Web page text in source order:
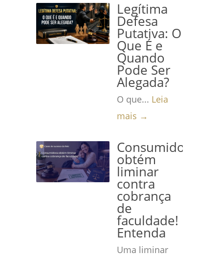
Legítima
Defesa
Putativa: O
Que É e
Quando
Pode Ser
Alegada?
O que... Leia
mais →
Consumidora
obtém
liminar
contra
cobrança
de
faculdade!
Entenda
Uma liminar